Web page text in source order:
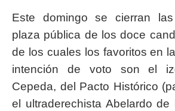
Este domingo se cierran
plaza pública de los doce
de los cuales los favoritos en
intención de voto son el
Cepeda, del Pacto Histórico
el ultraderechista Abelardo de